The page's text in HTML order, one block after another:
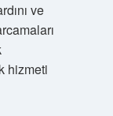
ve
hizmeti